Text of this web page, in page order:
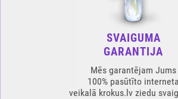
SVAIGUMA
GARANTIJA
Mēs garantējam Jums
100% pasūtīto interneta
veikalā krokus.lv ziedu